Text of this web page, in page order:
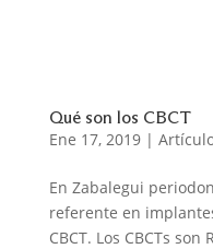
Qué son los CBCT
Ene 17, 2019|
En Zabalegui
referente en
CBCT. Los CBCTs